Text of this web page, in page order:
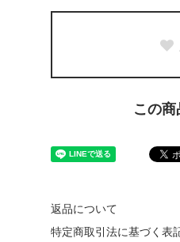
この
返品について
特定商取引法に基づく表